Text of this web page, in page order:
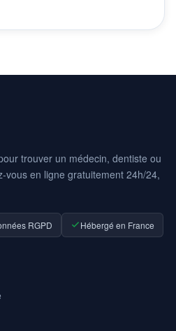
trouver un médecin, dentiste ou
vous en ligne gratuitement 24h/24,
RGPD Hébergé en France